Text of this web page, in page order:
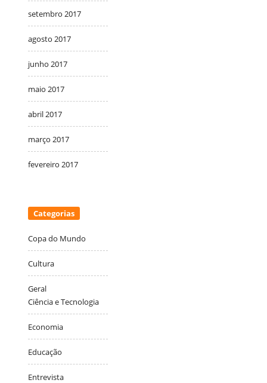
setembro 2017
agosto 2017
junho 2017
maio 2017
abril 2017
março 2017
fevereiro 2017
Categorias
Copa do Mundo
Cultura
Geral
Ciência e Tecnologia
Economia
Educação
Entrevista